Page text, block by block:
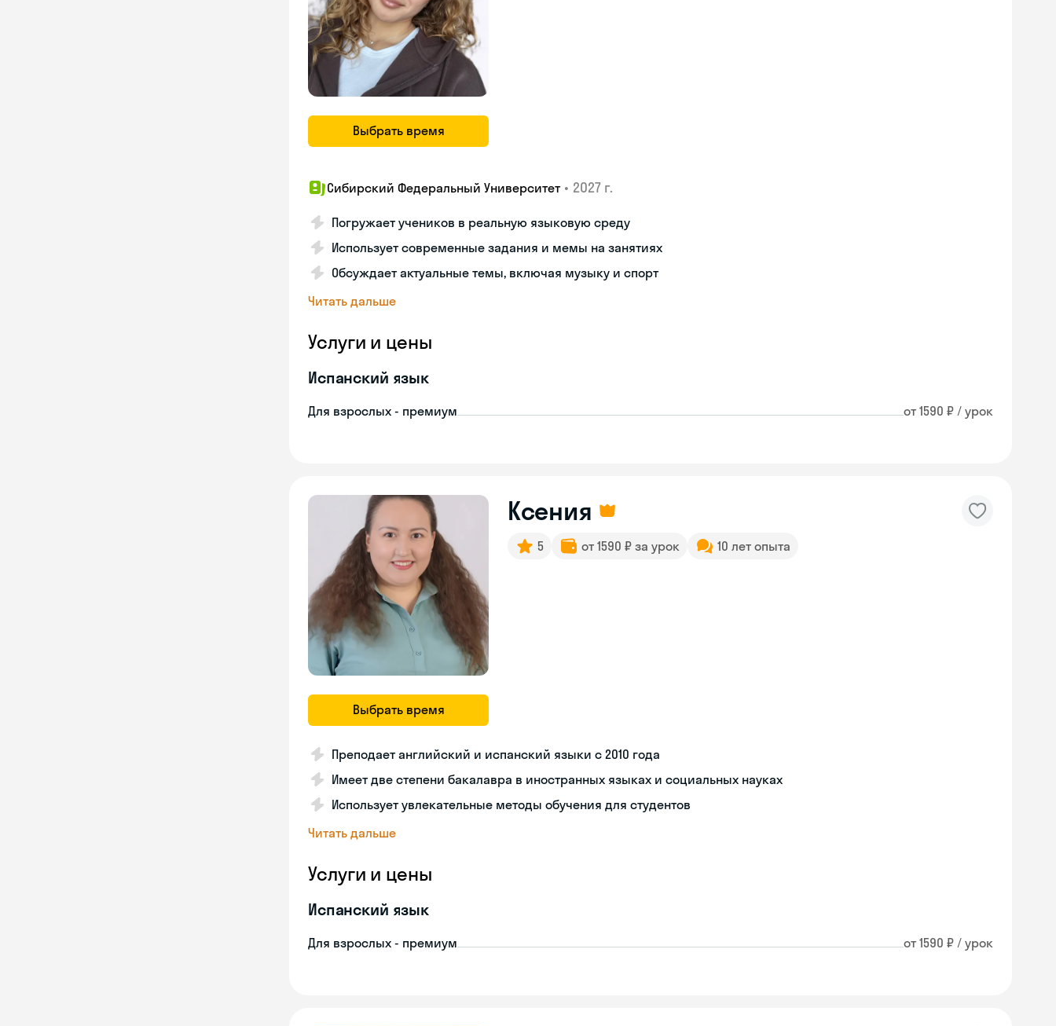
Выбрать время
Сибирский Федеральный Университет • 2027 г.
Погружает учеников в реальную языковую среду
Использует современные задания и мемы на занятиях
Обсуждает актуальные темы, включая музыку и спорт
Читать дальше
Услуги и цены
Испанский язык
Для взрослых - премиум от 1590 ₽ / урок
Выбрать время
Ксения
5 от 1590 ₽ за урок 10 лет опыта
Преподает английский и испанский языки с 2010 года
Имеет две степени бакалавра в иностранных языках и социальных науках
Использует увлекательные методы обучения для студентов
Читать дальше
Услуги и цены
Испанский язык
Для взрослых - премиум от 1590 ₽ / урок